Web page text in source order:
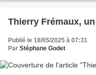
Thierry Frémaux,
Publié le 18/05/2025 à 07:31
Par Stéphane Godet